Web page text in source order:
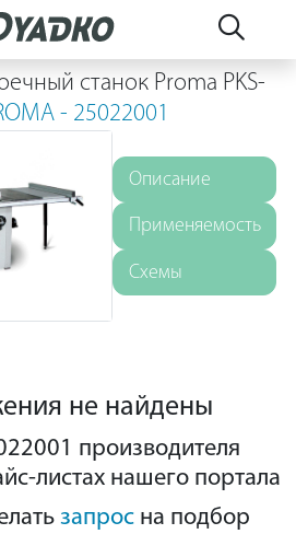
станок Proma PKS-
- 25022001
Описание
Применяемость
Схемы
не найдены
производителя
листах нашего портала
запросна подбор